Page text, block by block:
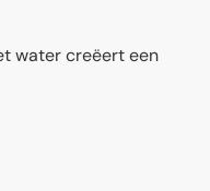
water creëert een